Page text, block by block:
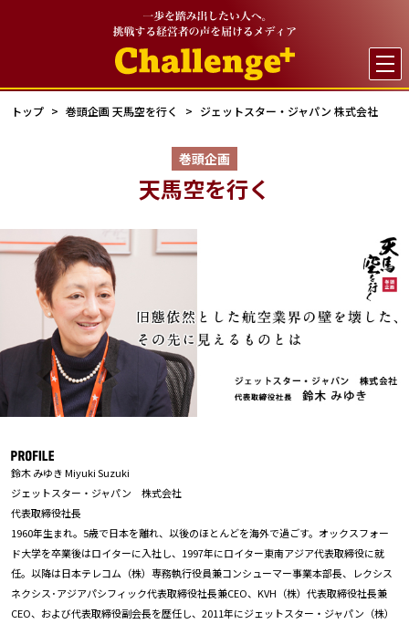

トップ 巻頭企画 天馬空を行く ジェットスター・ジャパン 株式会社
巻頭企画
天馬空を行く
鈴木 みゆき Miyuki Suzuki
ジェットスター・ジャパン 株式会社
代表取締役社長
1960年生まれ。5歳で日本を離れ、以後のほとんどを海外で過ごす。オックスフォー
ド大学を卒業後はロイターに入社し、1997年にロイター東南アジア代表取締役に就
任。以降は日本テレコム（株）専務執行役員兼コンシューマー事業本部長、レクシス
ネクシス･アジアパシフィック代表取締役社長兼CEO、KVH（株）代表取締役社長兼
CEO、および代表取締役副会長を歴任し、2011年にジェットスター・ジャパン（株）